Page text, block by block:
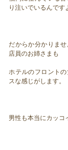
り注いでいるんです
だからか分かりま
店員のお姉さまも
ホテルのフロント
スな感じがします。
男性も本当にカッコ